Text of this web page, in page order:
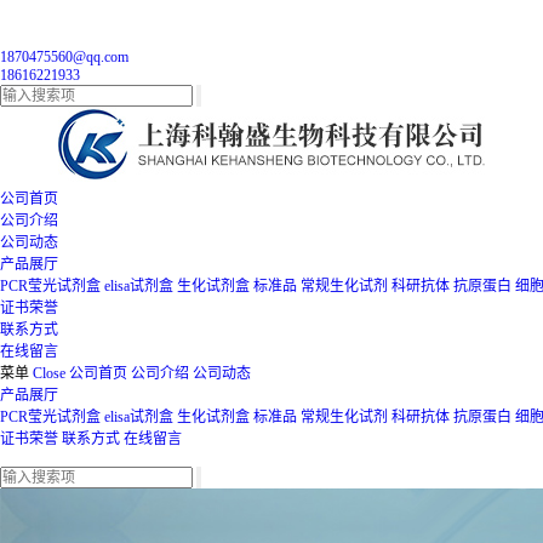
1870475560@qq.com
18616221933
公司首页
公司介绍
公司动态
产品展厅
PCR莹光试剂盒 elisa试剂盒 生化试剂盒 标准品 常规生化试剂 科研抗体 抗原蛋白 细胞
证书荣誉
联系方式
在线留言
菜单 Close 公司首页 公司介绍 公司动态
产品展厅
PCR莹光试剂盒 elisa试剂盒 生化试剂盒 标准品 常规生化试剂 科研抗体 抗原蛋白 细胞
证书荣誉 联系方式 在线留言